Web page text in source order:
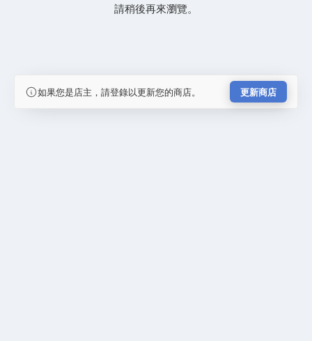
請稍後再來瀏覽。
如果您是店主，請登錄以更新您的商店。 更新商店